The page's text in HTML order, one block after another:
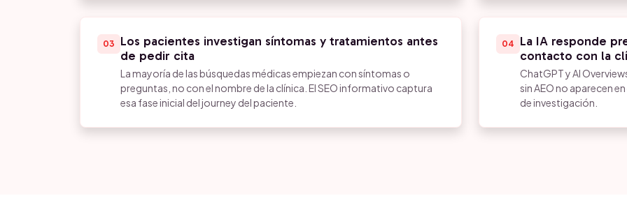
03
Los pacientes investigan síntomas y tratamientos antes
de pedir cita
La mayoría de las búsquedas médicas empiezan con síntomas o
preguntas, no con el nombre de la clínica. El SEO informativo captura
esa fase inicial del journey del paciente.
04
La IA responde
contacto con la
ChatGPT y AI
sin AEO no aparecen
de investigación.